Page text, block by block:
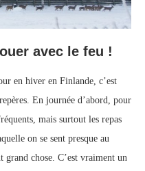
avec le feu !
en hiver en Finlande, c’est
En journée d’abord, pour
mais surtout les repas
on se sent presque au
chose. C’est vraiment un